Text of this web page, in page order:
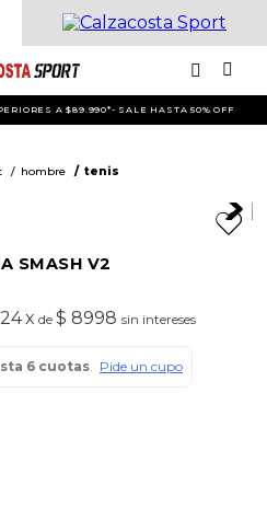
A $89.990*- SALE HASTA 50% OFF
hombre tenis
SMASH V2
24x de$ 8998 sin intereses